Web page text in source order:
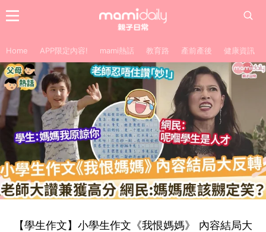
Home APP限定內容! mami熱話 教育路 產前產後 健康資訊
【學生作文】小學生作文《我恨媽媽》 內容結局大